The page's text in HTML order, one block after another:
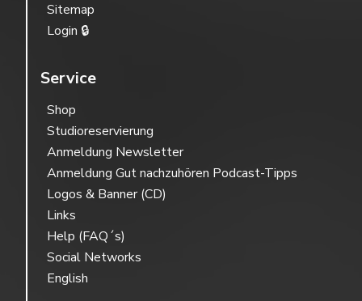
Sitemap
Login 🔒
Service
Shop
Studioreservierung
Anmeldung Newsletter
Anmeldung Gut nachzuhören Podcast-Tipps
Logos & Banner (CD)
Links
Help (FAQ´s)
Social Networks
English